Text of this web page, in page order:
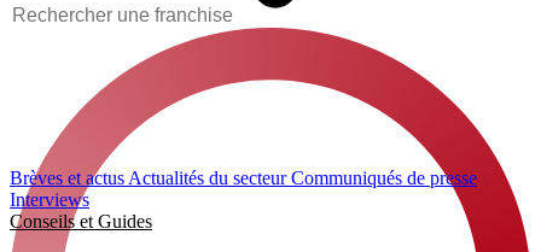
Brèves et actus Actualités du secteurCommuniqués de presse
Interviews
Conseils et Guides